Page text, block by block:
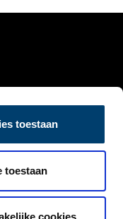
toestaan
toestaan
cookies